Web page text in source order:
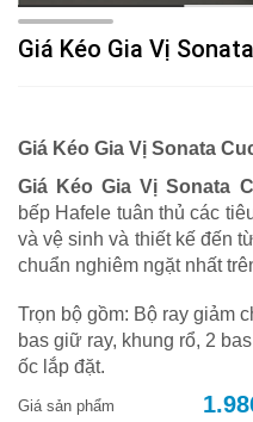
Giá Kéo Gia Vị
Giá Kéo Gia Vị Sonata
Giá Kéo Gia Vị Sonata
bếp Hafele tuân thủ các
và vệ sinh và thiết kế đến
chuẩn nghiêm ngặt nhất
Trọn bộ gồm: Bộ ray giảm
bas giữ ray, khung rổ, 2
ốc lắp đặt.
Giá sản phẩm